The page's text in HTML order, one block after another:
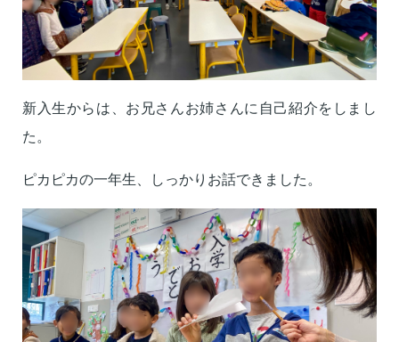
新入生からは、お兄さんお姉さんに自己紹介をしまし
た。
ピカピカの一年生、しっかりお話できました。